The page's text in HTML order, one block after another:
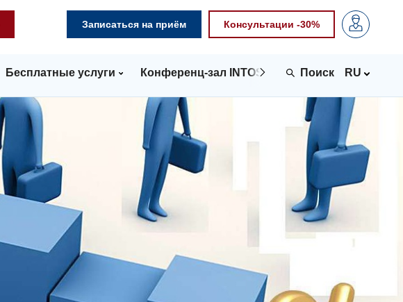
Записаться на приём Консультации -30%
Бесплатные услуги Конференц-зал INTOSPACE Контакты
RU